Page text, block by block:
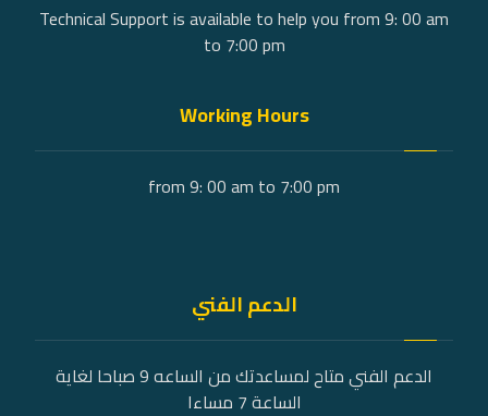
Technical Support is available to help you from 9: 00 am
to 7:00 pm
Working Hours
from 9: 00 am to 7:00 pm
الدعم الفني
الدعم الفني متاح لمساعدتك من الساعه 9 صباحا لغاية
الساعة 7 مساءا